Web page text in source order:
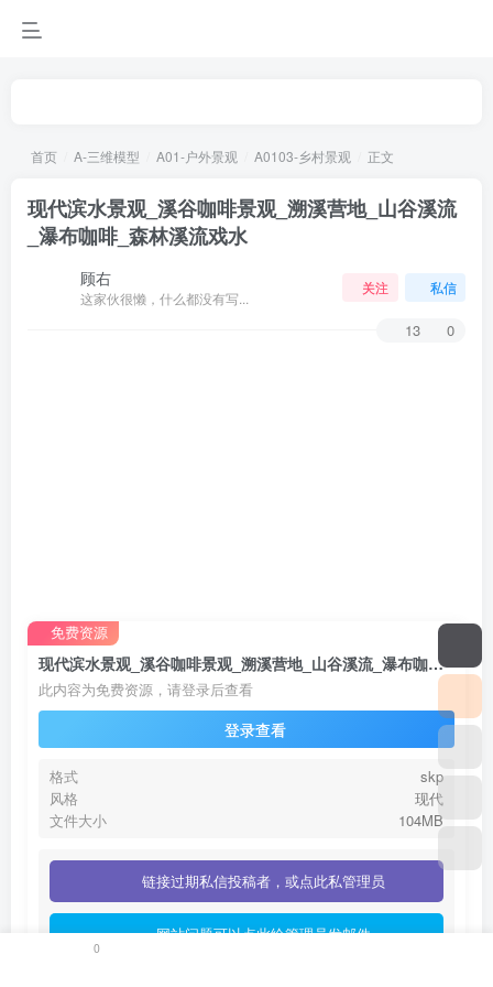
首页 A-三维模型 A01-户外景观 A0103-乡村景观 正文
现代滨水景观_溪谷咖啡景观_溯溪营地_山谷溪流
_瀑布咖啡_森林溪流戏水
顾右
这家伙很懒，什么都没有写...
关注 私信
13 0
现代滨水景观_溪谷咖啡景观_溯溪营地_山谷溪流_瀑布咖啡_森林溪流戏水
此内容为免费资源，请登录后查看
登录查看
格式
skp
风格
现代
文件大小
104MB
链接过期私信投稿者，或点此私管理员
网站问题可以点此给管理员发邮件
免费资源
0